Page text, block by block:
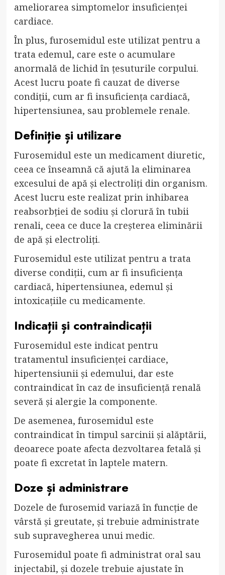
ameliorarea simptomelor insuficienței
cardiace.
În plus, furosemidul este utilizat pentru a
trata edemul, care este o acumulare
anormală de lichid în țesuturile corpului.
Acest lucru poate fi cauzat de diverse
condiții, cum ar fi insuficiența cardiacă,
hipertensiunea, sau problemele renale.
Definiție și utilizare
Furosemidul este un medicament diuretic,
ceea ce înseamnă că ajută la eliminarea
excesului de apă și electroliți din organism.
Acest lucru este realizat prin inhibarea
reabsorbției de sodiu și clorură în tubii
renali, ceea ce duce la creșterea eliminării
de apă și electroliți.
Furosemidul este utilizat pentru a trata
diverse condiții, cum ar fi insuficiența
cardiacă, hipertensiunea, edemul și
intoxicațiile cu medicamente.
Indicații și contraindicații
Furosemidul este indicat pentru
tratamentul insuficienței cardiace,
hipertensiunii și edemului, dar este
contraindicat în caz de insuficiență renală
severă și alergie la componente.
De asemenea, furosemidul este
contraindicat în timpul sarcinii și alăptării,
deoarece poate afecta dezvoltarea fetală și
poate fi excretat în laptele matern.
Doze și administrare
Dozele de furosemid variază în funcție de
vârstă și greutate, și trebuie administrate
sub supravegherea unui medic.
Furosemidul poate fi administrat oral sau
injectabil, și dozele trebuie ajustate în